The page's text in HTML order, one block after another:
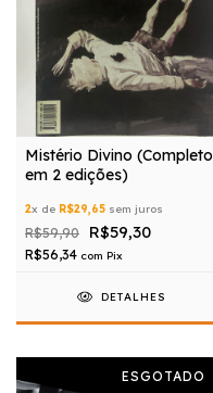
Mistério Divino (Completo
em 2 edições)
2x de R$29,65 sem juros
R$59,90 R$59,30
R$56,34 com Pix
DETALHES
ESGOTADO